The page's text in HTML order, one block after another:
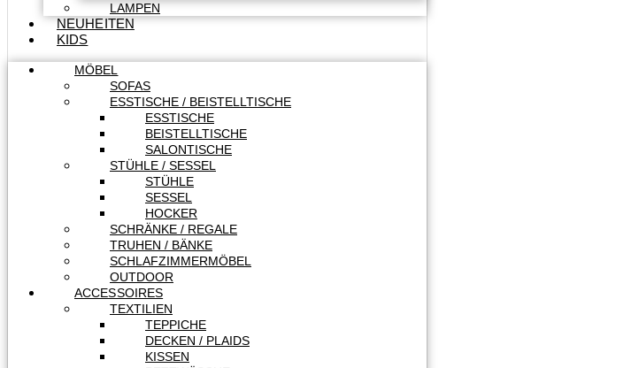
LAMPEN
NEUHEITEN
KIDS
MÖBEL
SOFAS
ESSTISCHE / BEISTELLTISCHE
ESSTISCHE
BEISTELLTISCHE
SALONTISCHE
STÜHLE / SESSEL
STÜHLE
SESSEL
HOCKER
SCHRÄNKE / REGALE
TRUHEN / BÄNKE
SCHLAFZIMMERMÖBEL
OUTDOOR
ACCESSOIRES
TEXTILIEN
TEPPICHE
DECKEN / PLAIDS
KISSEN